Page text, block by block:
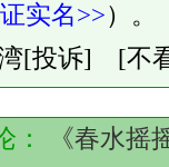
实名>>）。
[投诉] [不
：
《春水摇